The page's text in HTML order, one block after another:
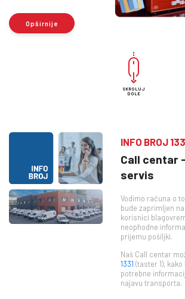
Opširnije
SKROLUJ
DOLE
INFO BROJ
Call centar
servis
Vodimo računa o
bude zaprimljen
korisnici
neophodne
prijemu pošiljki.
Naš Call centar
1331 (taster 1),
potrebne
najavu transporta.